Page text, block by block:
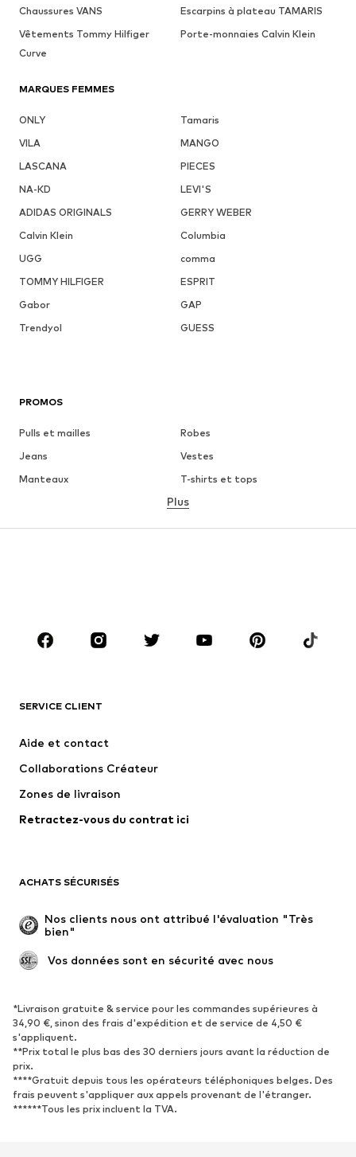
Chaussures VANS
Escarpins à plateau TAMARIS
Vêtements Tommy Hilfiger
Curve
Porte-monnaies Calvin Klein
MARQUES FEMMES
ONLY
Tamaris
VILA
MANGO
LASCANA
PIECES
NA-KD
LEVI'S
ADIDAS ORIGINALS
GERRY WEBER
Calvin Klein
Columbia
UGG
comma
TOMMY HILFIGER
ESPRIT
Gabor
GAP
Trendyol
GUESS
PROMOS
Pulls et mailles
Robes
Jeans
Vestes
Manteaux
T-shirts et tops
Lingerie
Jupes
Blouses et tuniques
Accessoires
Premium
Nouveautés
Lingerie
Manteaux
Jupes
Occasions spéciales
Exclusif
Remise à neuf
Nouveautés
Tendance
Baskets
Bottines
Escarpins et talons hauts
Bottes
Sandales
Chaussures basses
Chaussures de sport
Ballerines
Plus
SERVICE CLIENT
Aide et contact
Collaborations Créateur
Zones de livraison
Retractez-vous du contrat ici
ACHATS SÉCURISÉS
Nos clients nous ont attribué l'évaluation "Très
bien"
Vos données sont en sécurité avec nous
*Livraison gratuite & service pour les commandes supérieures à
34,90 €, sinon des frais d'expédition et de service de 4,50 €
s'appliquent.
**Prix total le plus bas des 30 derniers jours avant la réduction de
prix.
****Gratuit depuis tous les opérateurs téléphoniques belges. Des
frais peuvent s'appliquer aux appels provenant de l'étranger.
******Tous les prix incluent la TVA.